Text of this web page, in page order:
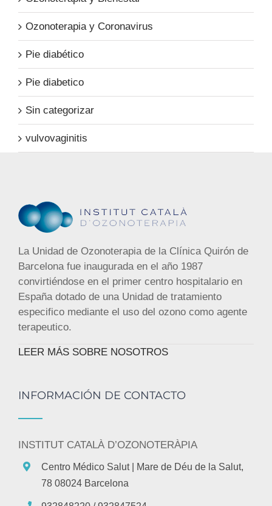
Ozonoterapia y Coronavirus
Pie diabético
Pie diabetico
Sin categorizar
vulvovaginitis
La Unidad de Ozonoterapia de la Clínica Quirón de
Barcelona fue inaugurada en el año 1987
convirtiéndose en el primer centro hospitalario en
España dotado de una Unidad de tratamiento
especifico mediante el uso del ozono como agente
terapeutico.
LEER MÁS SOBRE NOSOTROS
INFORMACIÓN DE CONTACTO
INSTITUT CATALÀ D’OZONOTERÀPIA
Centro Médico Salut| Mare de Déu de la Salut,
78 08024 Barcelona